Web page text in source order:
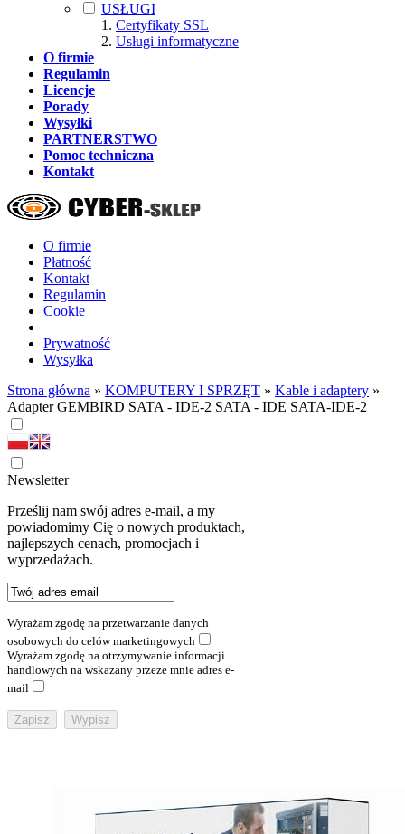
USŁUGI
Certyfikaty SSL
Usługi informatyczne
O firmie
Regulamin
Licencje
Porady
Wysyłki
PARTNERSTWO
Pomoc techniczna
Kontakt
O firmie
Płatność
Kontakt
Regulamin
Cookie
Prywatność
Wysyłka
Strona główna » KOMPUTERY I SPRZĘT » Kable i adaptery »
Adapter GEMBIRD SATA - IDE-2 SATA - IDE SATA-IDE-2
Newsletter
Prześlij nam swój adres e-mail, a my
powiadomimy Cię o nowych produktach,
najlepszych cenach, promocjach i
wyprzedażach.
Wyrażam zgodę na przetwarzanie danych
osobowych do celów marketingowych
Wyrażam zgodę na otrzymywanie informacji
handlowych na wskazany przeze mnie adres e-
mail